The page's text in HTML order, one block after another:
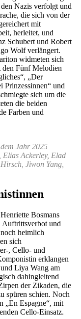
Nazis verfolgt und
die sich von der
mit
herleitet, und
Schubert und Robert
Wolf verlängert.
widmeten sich
Fünf Melodien
„Der
Prinzessinnen“ und
sich um die
die beiden
Farben und
Jahr 2025
Ackerley, Elad
Jiwon Yang,
Bosmans
und
heimlich
sich
, Cello- und
erklangen
Liya Wang am
dahingleitend
der Zikaden, die
spüren schien. Noch
„En Espagne“, mit
Cello-Einsatz.